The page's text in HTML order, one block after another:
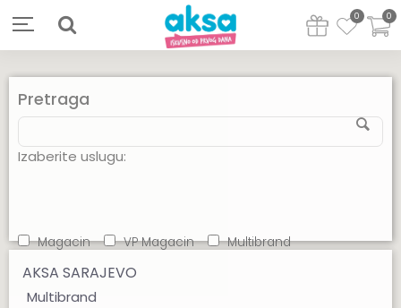
0
0
Pretraga
Izaberite uslugu:
Magacin VP Magacin Multibrand
AKSA SARAJEVO
Multibrand